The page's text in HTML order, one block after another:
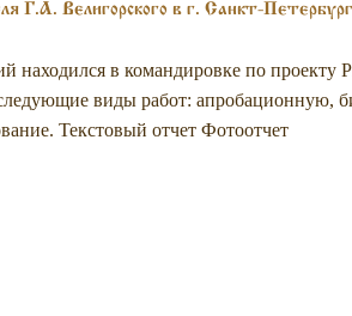
Г.А. Велигорского в г. Санкт-
находился в командировке по
виды работ: апробационную,
Текстовый отчет Фотоотчет